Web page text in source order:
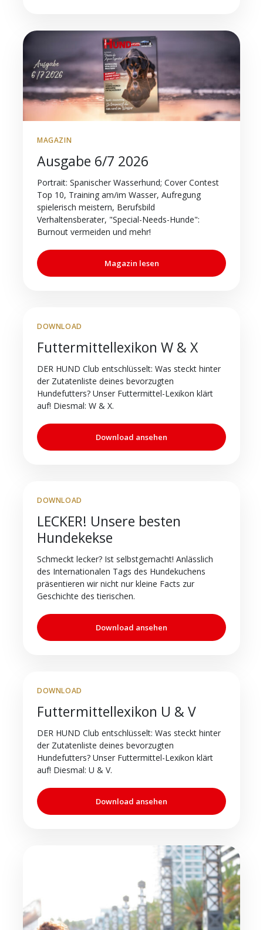
MAGAZIN
Ausgabe 6/7 2026
Portrait: Spanischer Wasserhund; Cover Contest
Top 10, Training am/im Wasser, Aufregung
spielerisch meistern, Berufsbild
Verhaltensberater, "Special-Needs-Hunde":
Burnout vermeiden und mehr!
Magazin lesen
DOWNLOAD
Futtermittellexikon W & X
DER HUND Club entschlüsselt: Was steckt hinter
der Zutatenliste deines bevorzugten
Hundefutters? Unser Futtermittel-Lexikon klärt
auf! Diesmal: W & X.
Download ansehen
DOWNLOAD
LECKER! Unsere besten
Hundekekse
Schmeckt lecker? Ist selbstgemacht! Anlässlich
des Internationalen Tags des Hundekuchens
präsentieren wir nicht nur kleine Facts zur
Geschichte des tierischen.
Download ansehen
DOWNLOAD
Futtermittellexikon U & V
DER HUND Club entschlüsselt: Was steckt hinter
der Zutatenliste deines bevorzugten
Hundefutters? Unser Futtermittel-Lexikon klärt
auf! Diesmal: U & V.
Download ansehen